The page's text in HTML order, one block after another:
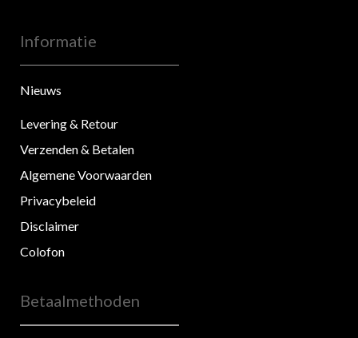
Informatie
Nieuws
Levering & Retour
Verzenden & Betalen
Algemene Voorwaarden
Privacybeleid
Disclaimer
Colofon
Betaalmethoden